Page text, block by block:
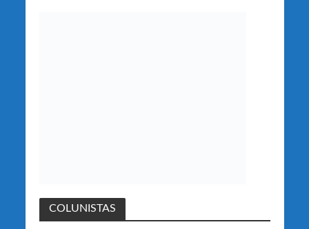
COLUNISTAS